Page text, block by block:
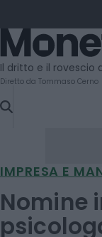
TO
CONTENT
Moneta
Il dritto e il rovescio
Diretto da Tommaso Cerno
IMPRESA E
Nomine